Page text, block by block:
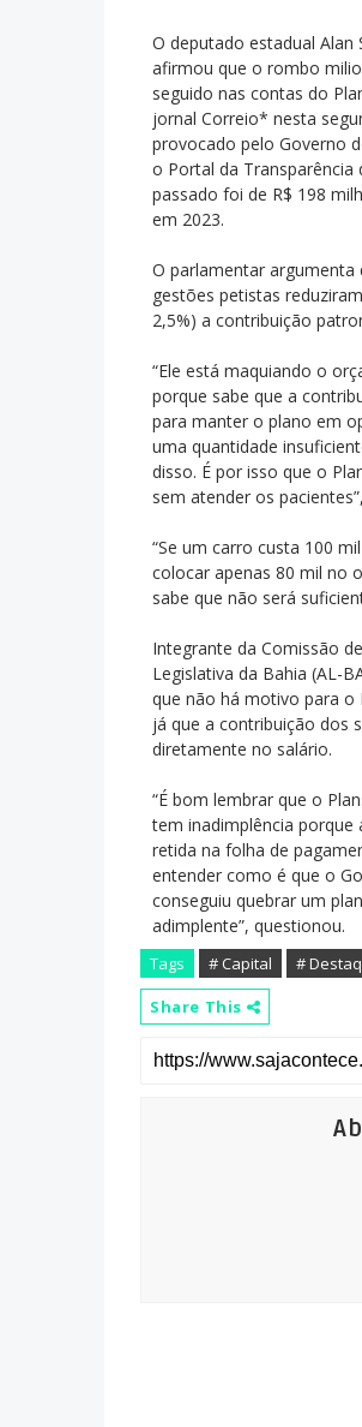
O deputado estadual Alan
afirmou que o rombo
seguido nas contas do
jornal Correio* nesta
provocado pelo Governo
o Portal da
passado foi de R$ 198
em 2023.
O parlamentar
gestões petistas
2,5%) a contribuição
“Ele está maquiando o
porque sabe que a
para manter o plano em
uma quantidade
disso. É por isso que o
sem atender os
“Se um carro custa 100
colocar apenas 80 mil no
sabe que não será
Integrante da Comissão
Legislativa da Bahia (AL-
que não há motivo para o
já que a contribuição dos
diretamente no salário.
“É bom lembrar que o
tem inadimplência porque
retida na folha de
entender como é que o
conseguiu quebrar um
adimplente”, questionou.
Tags # Capital #
Share This